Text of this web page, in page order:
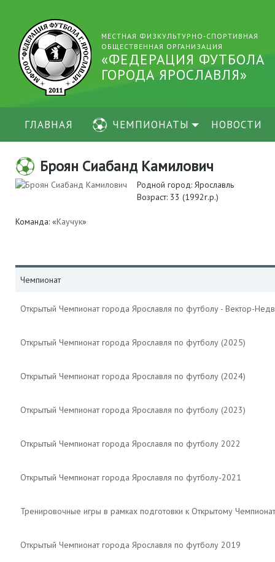
МЕСТНАЯ ФИЗКУЛЬТУРНО-СПОРТИВНАЯ
ОБЩЕСТВЕННАЯ ОРГАНИЗАЦИЯ
«ФЕДЕРАЦИЯ ФУТБОЛА
ГОРОДА ЯРОСЛАВЛЯ»
ГЛАВНАЯ ЧЕМПИОНАТЫ НОВОСТИ
Броян Сиабанд Камилович
Родной город: Ярославль
Возраст: 33 (1992г.р.)
Команда: «Каучук»
Чемпионат
Открытый Чемпионат города Ярославля по футболу - Вектор-
Открытый Чемпионат города Ярославля по футболу (2025)
Открытый Чемпионат города Ярославля по футболу (2024)
Открытый Чемпионат города Ярославля по футболу (2023)
Открытый Чемпионат города Ярославля по футболу 2022
Открытый Чемпионат города Ярославля по футболу-2021
Тренировочные игры в рамках подготовки к Открытому
Открытый Чемпионат города Ярославля по футболу 2019